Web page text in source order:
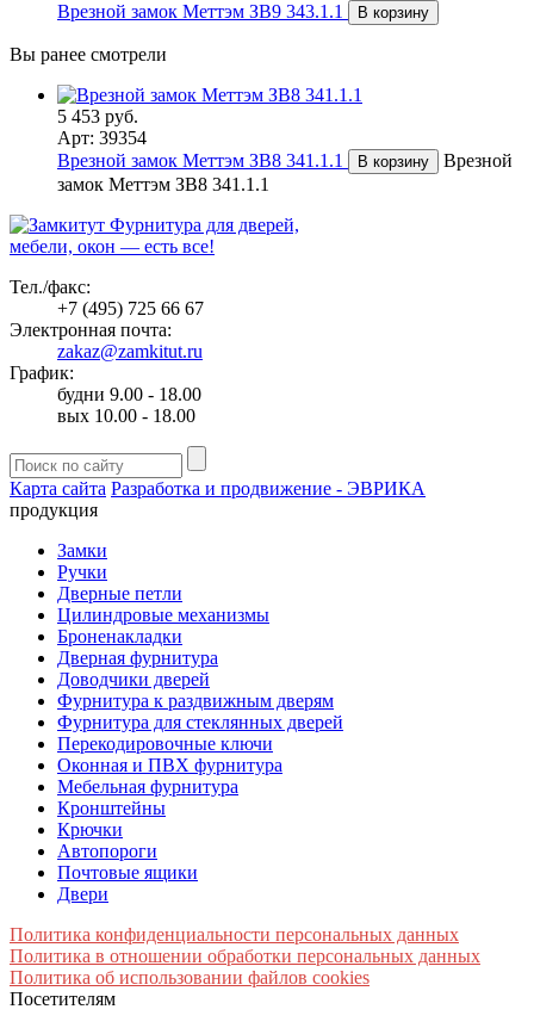
Врезной замок Меттэм ЗВ9 343.1.1 В корзину
Вы ранее смотрели
5 453 руб.
Арт: 39354
Врезной замок Меттэм ЗВ8 341.1.1
В корзину
Врезной
замок Меттэм ЗВ8 341.1.1
Фурнитура для дверей,
мебели, окон — есть все!
Тел./факс:
+7 (495) 725 66 67
Электронная почта:
zakaz@zamkitut.ru
График:
будни 9.00 - 18.00
вых 10.00 - 18.00
Карта сайта Разработка и продвижение - ЭВРИКА
продукция
Замки
Ручки
Дверные петли
Цилиндровые механизмы
Броненакладки
Дверная фурнитура
Доводчики дверей
Фурнитура к раздвижным дверям
Фурнитура для стеклянных дверей
Перекодировочные ключи
Оконная и ПВХ фурнитура
Мебельная фурнитура
Кронштейны
Крючки
Автопороги
Почтовые ящики
Двери
Политика конфиденциальности персональных данных
Политика в отношении обработки персональных данных
Политика об использовании файлов cookies
Посетителям